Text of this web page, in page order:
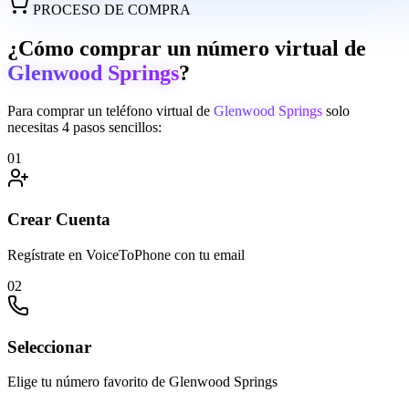
PROCESO DE COMPRA
¿Cómo comprar un número virtual de
Glenwood Springs?
Para comprar un teléfono virtual de Glenwood Springs solo
necesitas 4 pasos sencillos:
01
Crear Cuenta
Regístrate en VoiceToPhone con tu email
02
Seleccionar
Elige tu número favorito de Glenwood Springs